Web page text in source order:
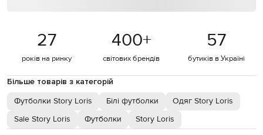
27
років на ринку
400+
світових брендів
57
бутиків в Україні
Більше товарів з категорій
Футболки Story Loris Білі футболки
Одяг Story Loris
Sale Story Loris
Футболки Story Loris